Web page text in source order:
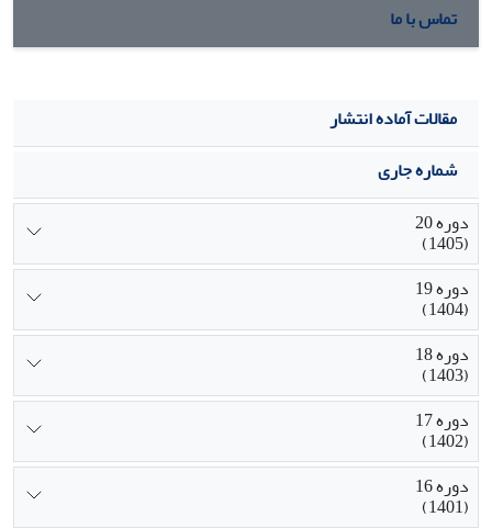
تماس با ما
مقالات آماده انتشار
شماره جاری
دوره 20
(1405)
دوره 19
(1404)
دوره 18
(1403)
دوره 17
(1402)
دوره 16
(1401)